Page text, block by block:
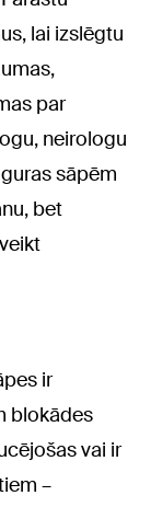
lai izslēgtu
par
neirologu
sāpēm
bet
ir
blokādes
vai ir
–